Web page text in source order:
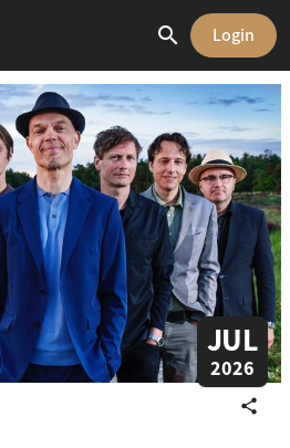
search Login
JUL
2026
share